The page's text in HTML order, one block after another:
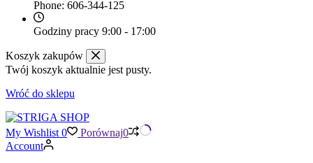
Phone: 606-344-125
Godziny pracy 9:00 - 17:00
Koszyk zakupów
Twój koszyk aktualnie jest pusty.
Wróć do sklepu
My Wishlist 0 Porównaj0
Account